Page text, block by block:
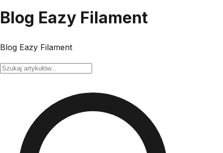
Blog Eazy Filament
Blog Eazy Filament